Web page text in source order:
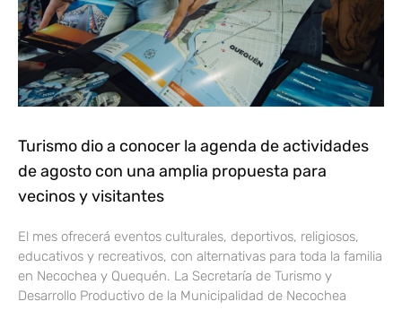
Turismo dio a conocer la agenda de actividades
de agosto con una amplia propuesta para
vecinos y visitantes
El mes ofrecerá eventos culturales, deportivos, religiosos,
educativos y recreativos, con alternativas para toda la familia
en Necochea y Quequén. La Secretaría de Turismo y
Desarrollo Productivo de la Municipalidad de Necochea